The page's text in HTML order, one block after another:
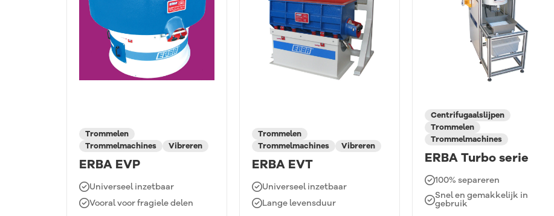
Trommelen
Trommelmachines
Vibreren
ERBA EVP
Universeel inzetbaar
Vooral voor fragiele delen
Trommelen
Trommelmachines
Vibreren
ERBA EVT
Universeel inzetbaar
Lange levensduur
Centrifugaalslijpen
Trommelen
Trommelmachines
ERBA Turbo serie
100% separeren
Snel en gemakkelijk in
gebruik